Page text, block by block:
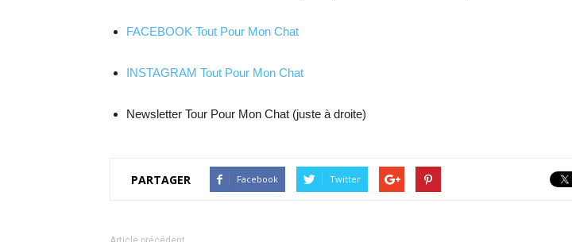
FACEBOOK Tout Pour Mon Chat
INSTAGRAM Tout Pour Mon Chat
Newsletter Tour Pour Mon Chat (juste à droite)
PARTAGER Facebook Twitter